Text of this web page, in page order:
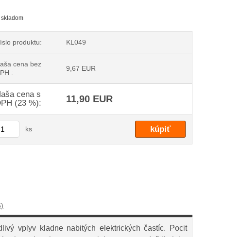
skladom
produktu: KL049
cena bez
:
9,67 EUR
cena s
(23 %):
11,90 EUR
ks
vplyv kladne nabitých elektrických častíc. Pocit